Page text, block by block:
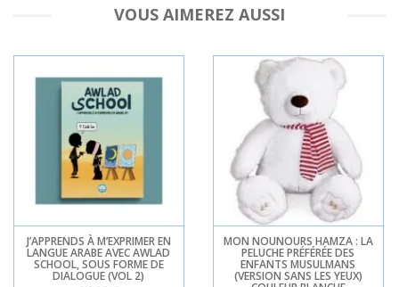
VOUS AIMEREZ AUSSI
J’APPRENDS À M’EXPRIMER EN
LANGUE ARABE AVEC AWLAD
SCHOOL, SOUS FORME DE
DIALOGUE (VOL 2)
MON NOUNOURS HAMZA : LA
PELUCHE PRÉFÉRÉE DES
ENFANTS MUSULMANS
(VERSION SANS LES YEUX)